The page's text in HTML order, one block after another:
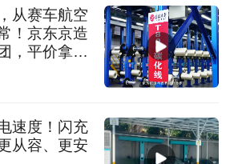
从赛车航空
！京东京造
，平价拿下
速度！闪充
从容、更安